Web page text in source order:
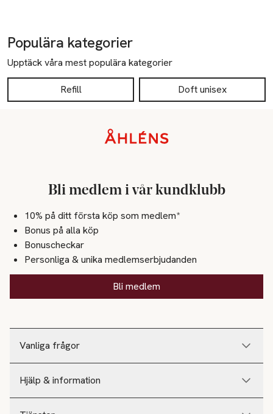
Populära kategorier
Upptäck våra mest populära kategorier
Refill Doft unisex
Vanliga frågor
Hjälp & information
Bli medlem i vår kundklubb
10% på ditt första köp som medlem*
Bonus på alla köp
Bonuscheckar
Personliga & unika medlemserbjudanden
Bli medlem